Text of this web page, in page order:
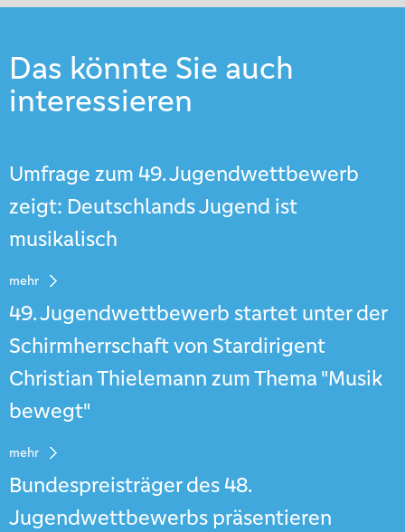
Das könnte Sie auch
interessieren
Umfrage zum 49. Jugendwettbewerb
zeigt: Deutschlands Jugend ist
musikalisch
mehr
49. Jugendwettbewerb startet unter der
Schirmherrschaft von Stardirigent
Christian Thielemann zum Thema "Musik
bewegt"
mehr
Bundespreisträger des 48.
Jugendwettbewerbs präsentieren